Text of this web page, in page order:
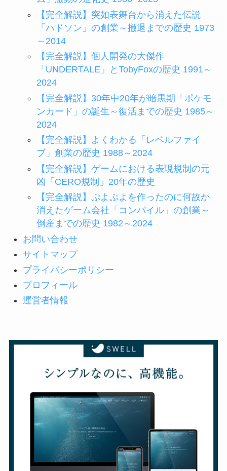
【完全解説】突如表舞台から消えた伝説
「ハドソン」の創業～撤退までの歴史 1973
～2014
【完全解説】個人開発の大傑作
「UNDERTALE」とTobyFoxの歴史 1991～
2024
【完全解説】30年中20年が暗黒期「ポケモ
ンカード」の誕生～復活までの歴史 1985～
2024
【完全解説】よくわかる「レベルファイ
ブ」創業の歴史 1988～2024
【完全解説】ゲームにおける表現規制の元
凶「CERO規制」20年の歴史
【完全解説】ぷよぷよを作ったのに何故か
消えたゲーム会社「コンパイル」の創業～
倒産までの歴史 1982～2024
お問い合わせ
サイトマップ
プライバシーポリシー
プロフィール
運営者情報